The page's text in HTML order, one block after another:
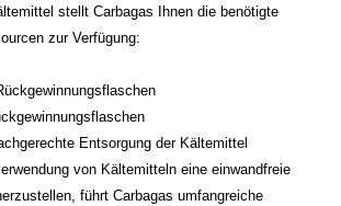
stellt Carbagas Ihnen die benötigte
zur Verfügung:
Entsorgung der Kältemittel
von Kältemitteln eine einwandfreie
führt Carbagas umfangreiche